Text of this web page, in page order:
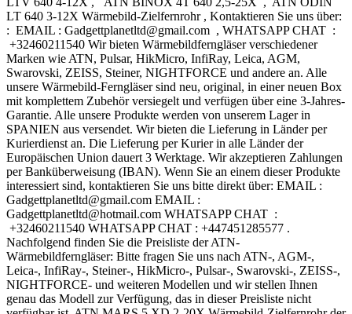
LT 640 3-12X Wärmebild-Zielfernrohr , Kontaktieren Sie uns über:
: EMAIL : Gadgettplanetltd@gmail.com , WHATSAPP CHAT :
+32460211540 Wir bieten Wärmebildferngläser verschiedener
Marken wie ATN, Pulsar, HikMicro, InfiRay, Leica, AGM,
Swarovski, ZEISS, Steiner, NIGHTFORCE und andere an. Alle
unsere Wärmebild-Ferngläser sind neu, original, in einer neuen Box
mit komplettem Zubehör versiegelt und verfügen über eine 3-Jahres-
Garantie. Alle unsere Produkte werden von unserem Lager in
SPANIEN aus versendet. Wir bieten die Lieferung in Länder per
Kurierdienst an. Die Lieferung per Kurier in alle Länder der
Europäischen Union dauert 3 Werktage. Wir akzeptieren Zahlungen
per Banküberweisung (IBAN). Wenn Sie an einem dieser Produkte
interessiert sind, kontaktieren Sie uns bitte direkt über: EMAIL :
Gadgettplanetltd@gmail.com EMAIL :
Gadgettplanetltd@hotmail.com WHATSAPP CHAT :
+32460211540 WHATSAPP CHAT : +447451285577 .
Nachfolgend finden Sie die Preisliste der ATN-
Wärmebildferngläser: Bitte fragen Sie uns nach ATN-, AGM-,
Leica-, InfiRay-, Steiner-, HikMicro-, Pulsar-, Swarovski-, ZEISS-,
NIGHTFORCE- und weiteren Modellen und wir stellen Ihnen
genau das Modell zur Verfügung, das in dieser Preisliste nicht